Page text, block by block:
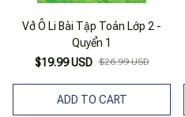
Vở Ô Li Bài Tập Toán Lớp 2 -
Quyển 1
$19.99 USD $26.99 USD
ADD TO CART